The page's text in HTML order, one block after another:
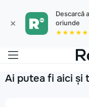
×
Descarcă
oriunde
★★★★★
Ai putea fi aici și